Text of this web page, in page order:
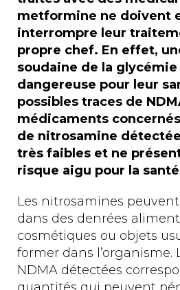
metformine ne doivent
interrompre leur
propre chef. En effet,
soudaine de la
dangereuse pour leur
possibles traces de
médicaments
de nitrosamine
très faibles et ne
risque aigu pour la santé
Les nitrosamines
dans des denrées
cosmétiques ou objets
former dans l’organisme.
NDMA détectées